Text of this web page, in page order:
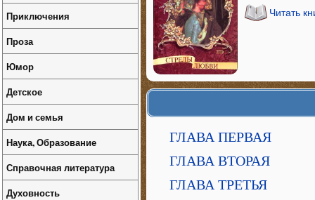
Читать
ГЛАВА ПЕРВАЯ
ГЛАВА ВТОРАЯ
ГЛАВА ТРЕТЬЯ
Приключения
Проза
Юмор
Детское
Дом и семья
Наука, Образование
Справочная литература
Духовность